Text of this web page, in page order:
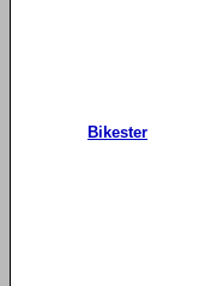
Bikester